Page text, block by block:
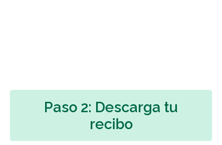
Paso 2: Descarga tu
recibo